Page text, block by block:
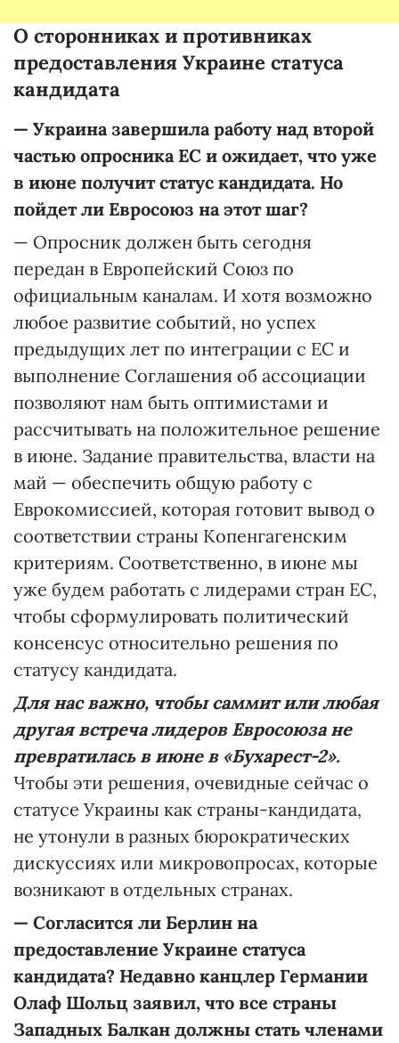
О сторонниках и противниках
предоставления Украине статуса
кандидата
— Украина завершила работу над второй
частью опросника ЕС и ожидает, что уже
в июне получит статус кандидата. Но
пойдет ли Евросоюз на этот шаг?
— Опросник должен быть сегодня
передан в Европейский Союз по
официальным каналам. И хотя возможно
любое развитие событий, но успех
предыдущих лет по интеграции с ЕС и
выполнение Соглашения об ассоциации
позволяют нам быть оптимистами и
рассчитывать на положительное решение
в июне. Задание правительства, власти на
май — обеспечить общую работу с
Еврокомиссией, которая готовит вывод о
соответствии страны Копенгагенским
критериям. Соответственно, в июне мы
уже будем работать с лидерами стран ЕС,
чтобы сформулировать политический
консенсус относительно решения по
статусу кандидата.
Для нас важно, чтобы саммит или любая
другая встреча лидеров Евросоюза не
превратилась в июне в «Бухарест-2».
Чтобы эти решения, очевидные сейчас о
статусе Украины как страны-кандидата,
не утонули в разных бюрократических
дискуссиях или микровопросах, которые
возникают в отдельных странах.
— Согласится ли Берлин на
предоставление Украине статуса
кандидата? Недавно канцлер Германии
Олаф Шольц заявил, что все страны
Западных Балкан должны стать членами